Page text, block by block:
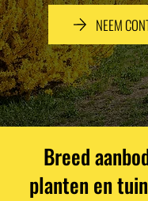
NEEM
Breed
planten en